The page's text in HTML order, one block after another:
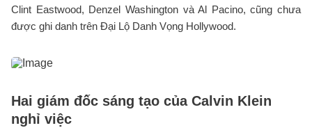
Clint Eastwood, Denzel Washington và Al Pacino, cũng chưa
được ghi danh trên Đại Lộ Danh Vọng Hollywood.
Hai giám đốc sáng tạo của Calvin Klein
nghỉ việc